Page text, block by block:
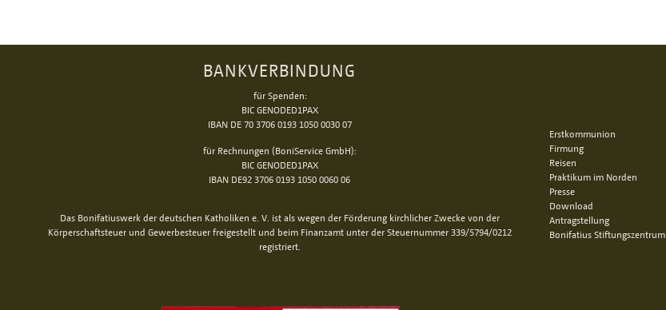
BANKVERBINDUNG
für Spenden:
BIC GENODED1PAX
IBAN DE 70 3706 0193 1050 0030 07
für Rechnungen (BoniService GmbH):
BIC GENODED1PAX
IBAN DE92 3706 0193 1050 0060 06
Das Bonifatiuswerk der deutschen Katholiken e. V. ist als wegen der Förderung kirchlicher Zwecke von der
Körperschaftsteuer und Gewerbesteuer freigestellt und beim Finanzamt unter der Steuernummer 339/5794/0212
registriert.
Erstkommunion
Firmung
Reisen
Praktikum im Norden
Presse
Download
Antragstellung
Bonifatius Stiftungszentrum